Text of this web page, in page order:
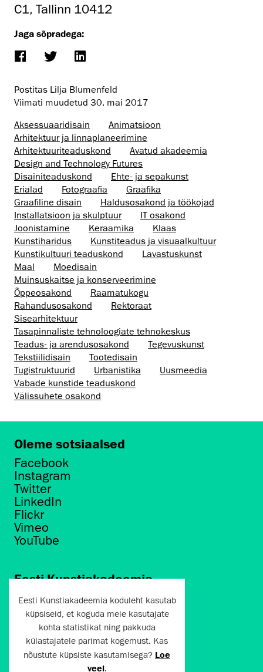
C1, Tallinn 10412
Jaga sõpradega:
Postitas Lilja Blumenfeld
Viimati muudetud 30. mai 2017
Aksessuaaridisain
Animatsioon
Arhitektuur ja linnaplaneerimine
Arhitektuuri­teaduskond
Avatud akadeemia
Design and Technology Futures
Disaini­­teaduskond
Ehte- ja sepakunst
Erialad
Fotograafia
Graafika
Graafiline disain
Haldusosakond ja töökojad
Installatsioon ja skulptuur
IT osakond
Joonistamine
Keraamika
Klaas
Kunstiharidus
Kunstiteadus ja visuaalkultuur
Kunsti­kultuuri teaduskond
Lavastuskunst
Maal
Moedisain
Muinsus­kaitse ja konserveerimine
Õppeosakond
Raamatukogu
Rahandusosakond
Rektoraat
Sisearhitektuur
Tasapinnaliste tehnoloogiate tehnokeskus
Teadus- ja arendusosakond
Tegevuskunst
Tekstiilidisain
Tootedisain
Tugistruktuurid
Urbanistika
Uusmeedia
Vabade kunstide teaduskond
Välissuhete osakond
Oleme sotsiaalsed
Facebook
Instagram
Twitter
LinkedIn
Flickr
Vimeo
YouTube
Eesti Kunstiakadeemia
Põhja puiestee 7
Tallinn 10412
artun@artun.ee
+372 6267301
Eesti Kunstiakadeemia koduleht kasutab
küpsiseid, et koguda meie kasutajate
kohta statistikat ning pakkuda
külastajatele parimat kogemust. Kas
nõustute küpsiste kasutamisega? Loe
veel.